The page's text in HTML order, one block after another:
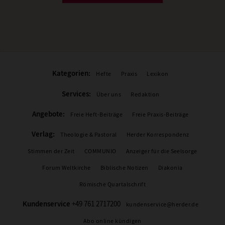
Kategorien: Hefte Praxis Lexikon
Services: Über uns Redaktion
Angebote: Freie Heft-Beiträge Freie Praxis-Beiträge
Verlag: Theologie & Pastoral Herder Korrespondenz
Stimmen der Zeit COMMUNIO Anzeiger für die Seelsorge
Forum Weltkirche Biblische Notizen Diakonia
Römische Quartalschrift
Kundenservice +49 761 2717200 kundenservice@herder.de
Abo online kündigen